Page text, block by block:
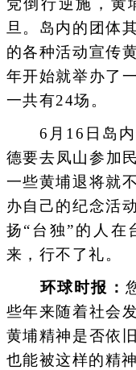
党倒行逆施，黄
旦。岛内的团体
的各种活动宣传
年开始就举办了
一共有24场。
6月16日岛内
德要去凤山参加
一些黄埔退将就
办自己的纪念活
扬“台独”的人在
来，行不了礼。
环球时报：
些年来随着社会
黄埔精神是否依
也能被这样的精